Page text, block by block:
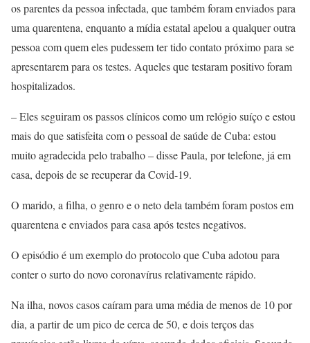
os parentes da pessoa infectada, que também foram enviados para
uma quarentena, enquanto a mídia estatal apelou a qualquer outra
pessoa com quem eles pudessem ter tido contato próximo para se
apresentarem para os testes. Aqueles que testaram positivo foram
hospitalizados.
– Eles seguiram os passos clínicos como um relógio suíço e estou
mais do que satisfeita com o pessoal de saúde de Cuba: estou
muito agradecida pelo trabalho – disse Paula, por telefone, já em
casa, depois de se recuperar da Covid-19.
O marido, a filha, o genro e o neto dela também foram postos em
quarentena e enviados para casa após testes negativos.
O episódio é um exemplo do protocolo que Cuba adotou para
conter o surto do novo coronavírus relativamente rápido.
Na ilha, novos casos caíram para uma média de menos de 10 por
dia, a partir de um pico de cerca de 50, e dois terços das